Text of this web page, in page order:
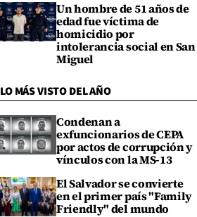
Un hombre de 51 años de
edad fue víctima de
homicidio por
intolerancia social en San
Miguel
LO MÁS VISTO DEL AÑO
Condenan a
exfuncionarios de CEPA
por actos de corrupción y
vínculos con la MS-13
El Salvador se convierte
en el primer país "Family
Friendly" del mundo